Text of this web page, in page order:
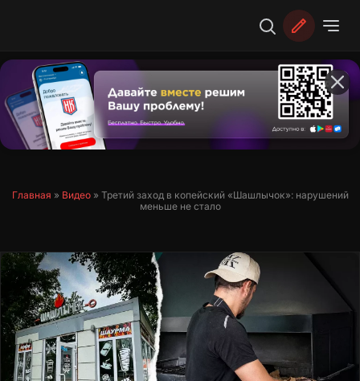
Главная » Видео» Третий заход в копейский «Шашлычок»: нарушений
меньше не стало